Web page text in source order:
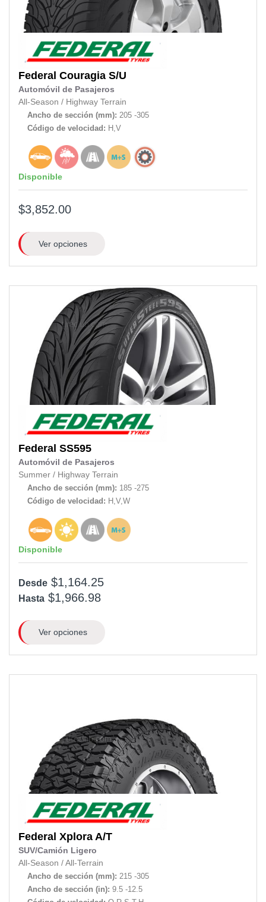
Federal Couragia S/U
Automóvil de Pasajeros
All-Season / Highway Terrain
Ancho de sección (mm): 205 -305
Código de velocidad: H,V
Disponible
$3,852.00
Ver opciones
Federal SS595
Automóvil de Pasajeros
Summer / Highway Terrain
Ancho de sección (mm): 185 -275
Código de velocidad: H,V,W
Disponible
Desde $1,164.25
Hasta $1,966.98
Ver opciones
Federal Xplora A/T
SUV/Camión Ligero
All-Season / All-Terrain
Ancho de sección (mm): 215 -305
Ancho de sección (in): 9.5 -12.5